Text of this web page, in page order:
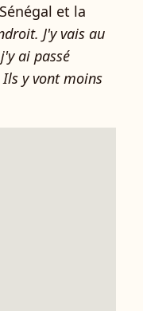
et la
J'y vais au
ai passé
y vont moins